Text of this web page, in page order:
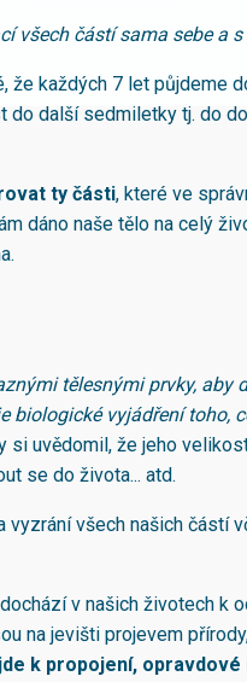
všech částí sama sebe a
že každých 7 let půjdeme
do další sedmiletky tj. do
ty části, které ve
dáno naše tělo na celý
tělesnými prvky, aby
biologické vyjádření toho,
si uvědomil, že jeho
se do života... atd.
všech našich částí
v našich životech k
na jevišti projevem
k propojení,